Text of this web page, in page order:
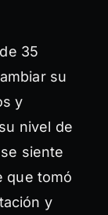
35
su
y
nivel de
siente
que tomó
y